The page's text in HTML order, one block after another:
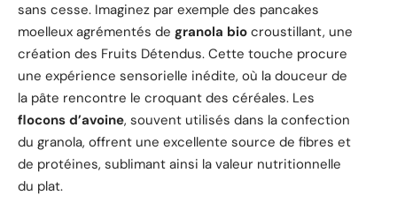
sans cesse. Imaginez par exemple des pancakes
moelleux agrémentés de granola bio croustillant, une
création des Fruits Détendus. Cette touche procure
une expérience sensorielle inédite, où la douceur de
la pâte rencontre le croquant des céréales. Les
flocons d’avoine, souvent utilisés dans la confection
du granola, offrent une excellente source de fibres et
de protéines, sublimant ainsi la valeur nutritionnelle
du plat.